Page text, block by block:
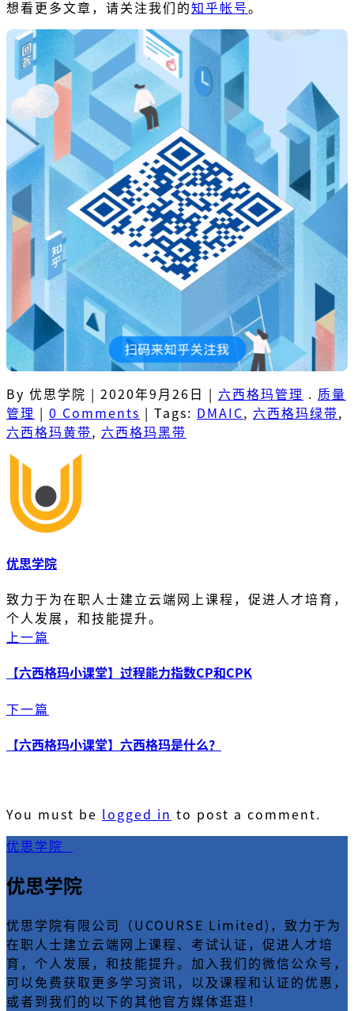
想看更多文章，请关注我们的知乎帐号。
By 优思学院 | 2020年9月26日 | 六西格玛管理 . 质量
管理 | 0 Comments | Tags: DMAIC, 六西格玛绿带,
六西格玛黄带, 六西格玛黑带
优思学院
致力于为在职人士建立云端网上课程，促进人才培育，
个人发展，和技能提升。
上一篇
【六西格玛小课堂】过程能力指数CP和CPK
下一篇
【六西格玛小课堂】六西格玛是什么？
You must be logged in to post a comment.
优思学院
优思学院
优思学院有限公司（UCOURSE Limited)，致力于为
在职人士建立云端网上课程、考试认证，促进人才培
育，个人发展，和技能提升。加入我们的微信公众号，
可以免费获取更多学习资讯，以及课程和认证的优惠，
或者到我们的以下的其他官方媒体逛逛！